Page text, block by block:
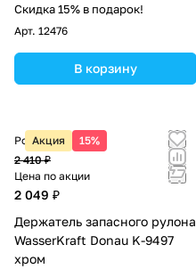
Скидка 15% в подарок!
Арт. 12476
В корзину
Акция 15%
Розничная цена
2 410 ₽
Цена по акции
2 049 ₽
Держатель запасного рулона
WasserKraft Donau K-9497
хром